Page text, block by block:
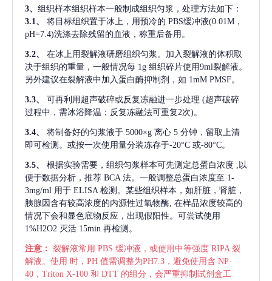
3、 组织样本组织样本一般制成组织匀浆，处理方法如下：
3.1、
将目标组织置于冰上，用预冷的 PBS缓冲液(0.01M，
pH=7.4)洗涤去除残留的血液，称重后备用。
3.2、
在冰上用裂解液研磨组织匀浆。加入裂解液的体积取
决于组织的重量，一般情况每 1g 组织碎片使用9ml裂解液。
另外建议在裂解液中加入蛋白酶抑制剂，如 1mM PMSF。
3.3、 可再利用超声破碎或反复冻融进一步处理 (超声破碎
过程中，需冰浴降温；反复冻融法可重复2次)。
3.4、 将制备好的匀浆液于 5000×g 离心 5 分钟，留取上清
即可检测。或按一次使用量分装冻存于-20°C 或-80°C。
3.5、 根据实验需要，组织匀浆样本可先测定总蛋白浓度
,以
便于数据分析，推荐 BCA 法。一般调整总蛋白浓度至 1-
3mg/ml 用于 ELISA 检测。某些组织样本，如肝脏，肾脏，
胰腺因含有较高浓度的内源性过氧物酶, 在样品浓度较高的
情况下会和显色底物反应，出现假阳性。可尝试使用
1%H2O2 灭活 15min 再检测。
注意： 裂解液常用 PBS 缓冲液，或使用中等强度 RIPA 裂
解液。使用 时，PH 值需调整为PH7.3，避免使用含 NP-
40，Triton X-100 和 DTT 的组分，会严重抑制试剂盒工